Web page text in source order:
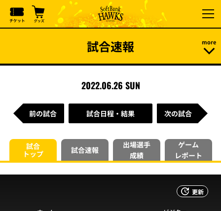
試合速報
2022.06.26 SUN
前の試合 試合日程・結果 次の試合
試合
トップ
試合速報
出場選手
成績
ゲーム
レポート
更新